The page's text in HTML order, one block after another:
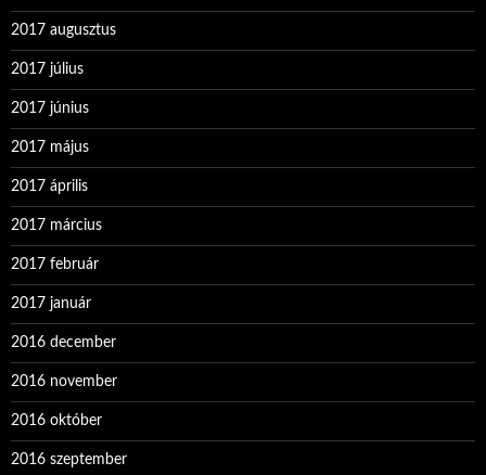
2017 augusztus
2017 július
2017 június
2017 május
2017 április
2017 március
2017 február
2017 január
2016 december
2016 november
2016 október
2016 szeptember